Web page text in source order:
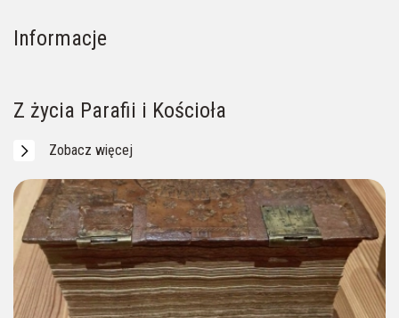
Informacje
Na Pielgrzymów czeka Przewodnik (p. Aneta)
Z życia Parafii i Kościoła
Zobacz więcej